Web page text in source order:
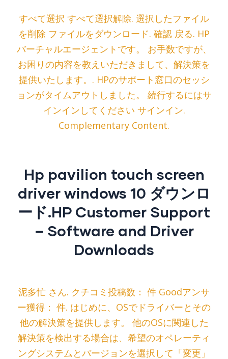
すべて選択 すべて選択解除. 選択したファイル
を削除 ファイルをダウンロード. 確認 戻る. HP
バーチャルエージェントです。 お手数ですが、
お困りの内容を教えいただきまして、解決策を
提供いたします。. HPのサポート窓口のセッシ
ョンがタイムアウトしました。 続行するにはサ
インインしてください サインイン.
Complementary Content.
Hp pavilion touch screen
driver windows 10 ダウンロ
ード.HP Customer Support
– Software and Driver
Downloads
泥多忙 さん. クチコミ投稿数： 件 Goodアンサ
ー獲得： 件. はじめに、OSでドライバーとその
他の解決策を提供します。 他のOSに関連した
解決策を検出する場合は、希望のオペレーティ
ングシステムとバージョンを選択して「変更」